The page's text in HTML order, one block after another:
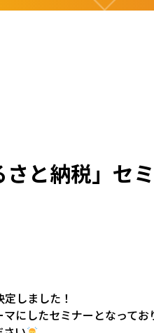
と納税」セ
しました！
にしたセミナーとなってお